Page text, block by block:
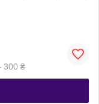
300 ₴